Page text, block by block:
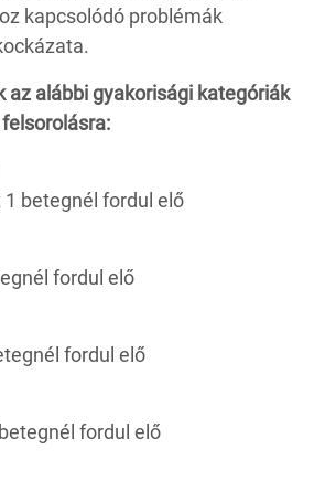
kapcsolódó problémák
az alábbi gyakorisági kategóriák
betegnél fordul elő
fordul elő
fordul elő
fordul elő